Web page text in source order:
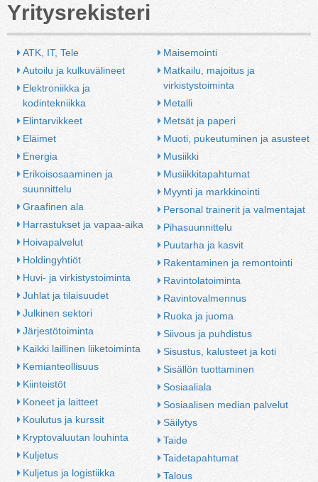
Yritysrekisteri
ATK, IT, Tele
Autoilu ja kulkuvälineet
Elektroniikka ja
kodintekniikka
Elintarvikkeet
Eläimet
Energia
Erikoisosaaminen ja
suunnittelu
Graafinen ala
Harrastukset ja vapaa-aika
Hoivapalvelut
Holdingyhtiöt
Huvi- ja virkistystoiminta
Juhlat ja tilaisuudet
Julkinen sektori
Järjestötoiminta
Kaikki laillinen liiketoiminta
Kemianteollisuus
Kiinteistöt
Koneet ja laitteet
Koulutus ja kurssit
Kryptovaluutan louhinta
Kuljetus
Kuljetus ja logistiikka
Maisemointi
Matkailu, majoitus ja
virkistystoiminta
Metalli
Metsät ja paperi
Muoti, pukeutuminen ja asusteet
Musiikki
Musiikkitapahtumat
Myynti ja markkinointi
Personal trainerit ja valmentajat
Pihasuunnittelu
Puutarha ja kasvit
Rakentaminen ja remontointi
Ravintolatoiminta
Ravintovalmennus
Ruoka ja juoma
Siivous ja puhdistus
Sisustus, kalusteet ja koti
Sisällön tuottaminen
Sosiaaliala
Sosiaalisen median palvelut
Säilytys
Taide
Taidetapahtumat
Talous